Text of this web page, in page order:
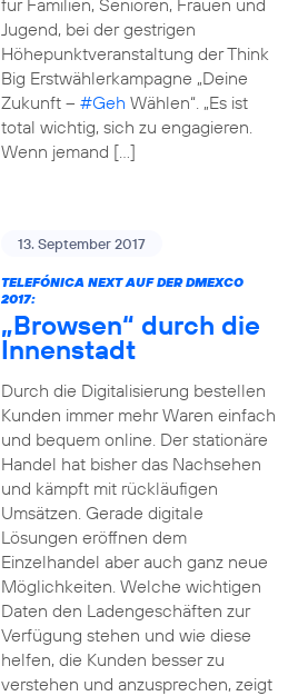
für Familien, Senioren, Frauen und
Jugend, bei der gestrigen
Höhepunktveranstaltung der Think
Big Erstwählerkampagne „Deine
Zukunft – #Geh Wählen“. „Es ist
total wichtig, sich zu engagieren.
Wenn jemand […]
13. September 2017
TELEFÓNICA NEXT AUF DER DMEXCO
2017:
„Browsen“ durch die
Innenstadt
Durch die Digitalisierung bestellen
Kunden immer mehr Waren einfach
und bequem online. Der stationäre
Handel hat bisher das Nachsehen
und kämpft mit rückläufigen
Umsätzen. Gerade digitale
Lösungen eröffnen dem
Einzelhandel aber auch ganz neue
Möglichkeiten. Welche wichtigen
Daten den Ladengeschäften zur
Verfügung stehen und wie diese
helfen, die Kunden besser zu
verstehen und anzusprechen, zeigt